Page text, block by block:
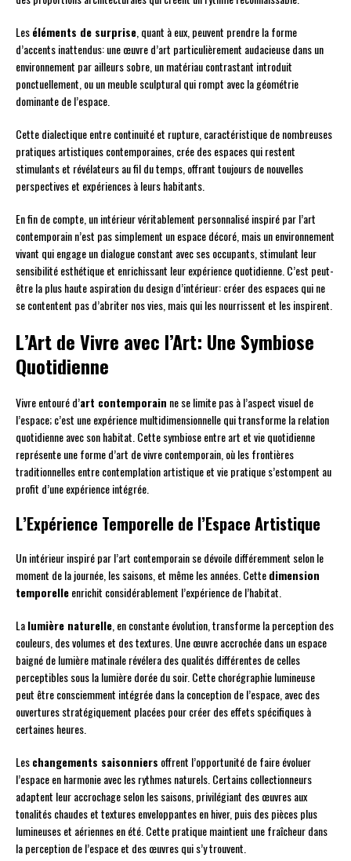
Leséléments de surprise, quant à eux, peuvent prendre la forme
d’accents inattendus: une œuvre d’art particulièrement audacieuse dans un
environnement par ailleurs sobre, un matériau contrastant introduit
ponctuellement, ou un meuble sculptural qui rompt avec la géométrie
dominante de l’espace.
Cette dialectique entre continuité et rupture, caractéristique de nombreuses
pratiques artistiques contemporaines, crée des espaces qui restent
stimulants et révélateurs au fil du temps, offrant toujours de nouvelles
perspectives et expériences à leurs habitants.
En fin de compte, un intérieur véritablement personnalisé inspiré par l’art
contemporain n’est pas simplement un espace décoré, mais un environnement
vivant qui engage un dialogue constant avec ses occupants, stimulant leur
sensibilité esthétique et enrichissant leur expérience quotidienne. C’est peut-
être la plus haute aspiration du design d’intérieur: créer des espaces qui ne
se contentent pas d’abriter nos vies, mais qui les nourrissent et les inspirent.
L’Art de Vivre avec l’Art: Une Symbiose
Quotidienne
Vivre entouré d’art contemporain ne se limite pas à l’aspect visuel de
l’espace; c’est une expérience multidimensionnelle qui transforme la relation
quotidienne avec son habitat. Cette symbiose entre art et vie quotidienne
représente une forme d’art de vivre contemporain, où les frontières
traditionnelles entre contemplation artistique et vie pratique s’estompent au
profit d’une expérience intégrée.
L’Expérience Temporelle de l’Espace Artistique
Un intérieur inspiré par l’art contemporain se dévoile différemment selon le
moment de la journée, les saisons, et même les années. Cettedimension
temporelleenrichit considérablement l’expérience de l’habitat.
Lalumière naturelle, en constante évolution, transforme la perception des
couleurs, des volumes et des textures. Une œuvre accrochée dans un espace
baigné de lumière matinale révélera des qualités différentes de celles
perceptibles sous la lumière dorée du soir. Cette chorégraphie lumineuse
peut être consciemment intégrée dans la conception de l’espace, avec des
ouvertures stratégiquement placées pour créer des effets spécifiques à
certaines heures.
Leschangements saisonniers offrent l’opportunité de faire évoluer
l’espace en harmonie avec les rythmes naturels. Certains collectionneurs
adaptent leur accrochage selon les saisons, privilégiant des œuvres aux
tonalités chaudes et textures enveloppantes en hiver, puis des pièces plus
lumineuses et aériennes en été. Cette pratique maintient une fraîcheur dans
la perception de l’espace et des œuvres qui s’y trouvent.